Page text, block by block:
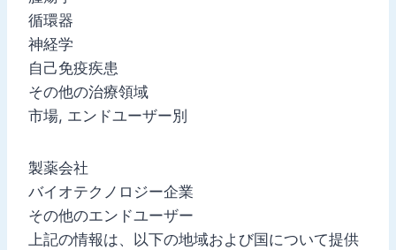
循環器
神経学
自己免疫疾患
その他の治療領域
市場, エンドユーザー別
製薬会社
バイオテクノロジー企業
その他のエンドユーザー
上記の情報は、以下の地域および国について提供